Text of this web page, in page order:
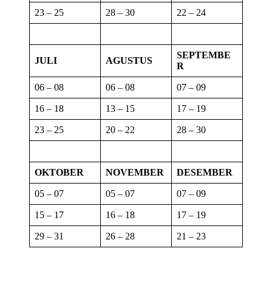
23 – 25 28 – 30 22 – 24
JULI AGUSTUS
SEPTEMBE
R
06 – 08 06 – 08 07 – 09
16 – 18 13 – 15 17 – 19
23 – 25 20 – 22 28 – 30
OKTOBER NOVEMBER DESEMBER
05 – 07 05 – 07 07 – 09
15 – 17 16 – 18 17 – 19
29 – 31 26 – 28 21 – 23